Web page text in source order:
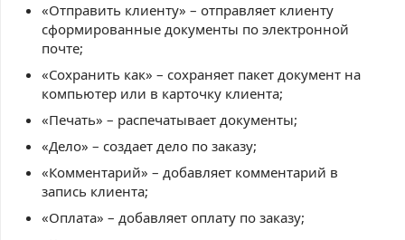
«Отправить клиенту» – отправляет клиенту
сформированные документы по электронной
почте;
«Сохранить как» – сохраняет пакет документ на
компьютер или в карточку клиента;
«Печать» – распечатывает документы;
«Дело» – создает дело по заказу;
«Комментарий» – добавляет комментарий в
запись клиента;
«Оплата» – добавляет оплату по заказу;